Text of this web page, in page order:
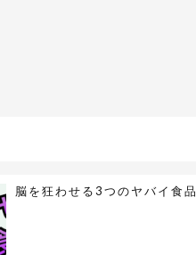
脳を狂わせる3つのヤバイ食品